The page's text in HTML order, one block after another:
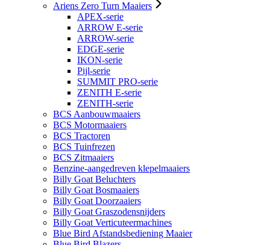
Ariens Zero Turn Maaiers
APEX-serie
ARROW E-serie
ARROW-serie
EDGE-serie
IKON-serie
Pijl-serie
SUMMIT PRO-serie
ZENITH E-serie
ZENITH-serie
BCS Aanbouwmaaiers
BCS Motormaaiers
BCS Tractoren
BCS Tuinfrezen
BCS Zitmaaiers
Benzine-aangedreven klepelmaaiers
Billy Goat Beluchters
Billy Goat Bosmaaiers
Billy Goat Doorzaaiers
Billy Goat Graszodensnijders
Billy Goat Verticuteermachines
Blue Bird Afstandsbediening Maaier